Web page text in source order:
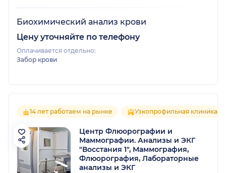
Биохимический анализ крови
Цену уточняйте по телефону
Оплачивается отдельно:
Забор крови
14 лет работаем на рынке Узкопрофильная клиника
Центр Флюорографии и
Маммографии. Анализы и ЭКГ
"Восстания 1", Маммография,
Флюорография, Лабораторные
анализы и ЭКГ